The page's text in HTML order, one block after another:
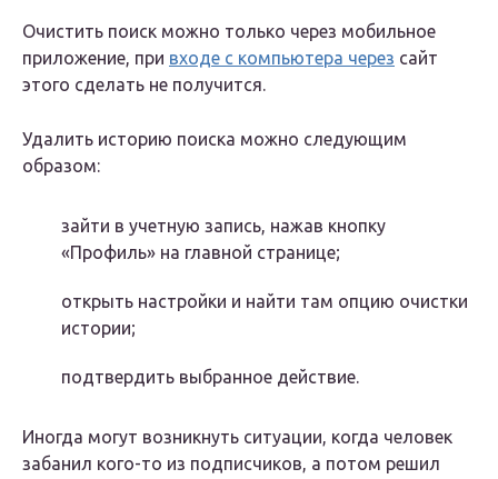
Очистить поиск можно только через мобильное
приложение, при входе с компьютера через сайт
этого сделать не получится.
Удалить историю поиска можно следующим
образом:
зайти в учетную запись, нажав кнопку
«Профиль» на главной странице;
открыть настройки и найти там опцию очистки
истории;
подтвердить выбранное действие.
Иногда могут возникнуть ситуации, когда человек
забанил кого-то из подписчиков, а потом решил